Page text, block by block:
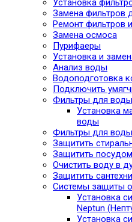
Установка
Замена фильтров
Ремонт фильтров
Замена осмоса
Пурифаеры
Установка и
Анализ воды
Водоподготовка
Подключить
Фильтры для воды
Установка
воды
Фильтры для
Защитить
Защитить
Очистить воду в
Защитить
Системы защиты
Установка
Neptun
Установка